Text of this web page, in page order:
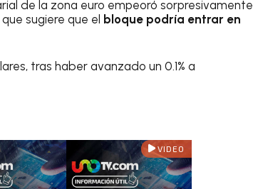
de la zona euro empeoró sorpresivamente
sugiere que el bloque podría entrar en
tras haber avanzado un 0.1% a
VIDEO